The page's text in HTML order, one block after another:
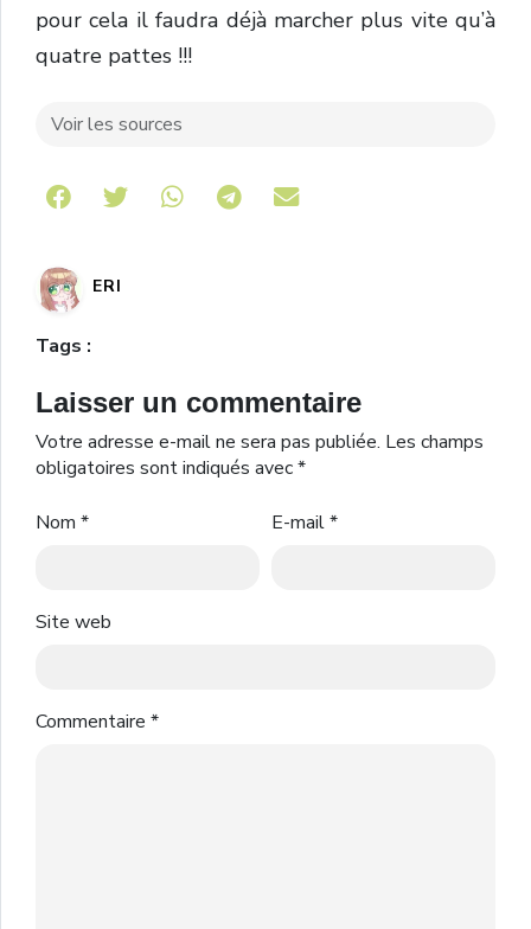
pour cela il faudra déjà marcher plus vite qu’à
quatre pattes !!!
Voir les sources
Share on Telegram
ERI
Tags :
Laisser un commentaire
Votre adresse e-mail ne sera pas publiée. Les champs
obligatoires sont indiqués avec*
Nom * E-mail*
Site web
Commentaire *